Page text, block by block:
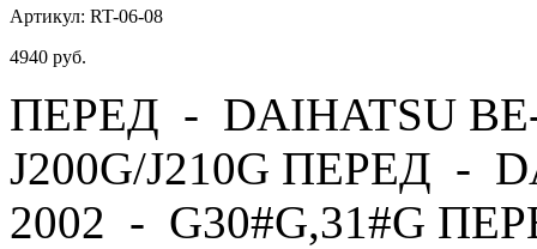
Артикул: RT-06-08
4940 руб.
ПЕРЕД - DAIHATSU
J200G/J210G ПЕРЕД -
2002 - G30#G,31#G